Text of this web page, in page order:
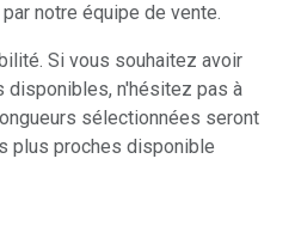
notre équipe de vente.
Si vous souhaitez avoir
disponibles, n'hésitez pas à
sélectionnées seront
plus proches disponible